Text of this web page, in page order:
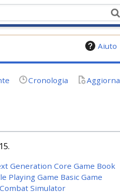
Aiuto
Cronologia Aggiorna
Generation Core Game Book
Playing Game Basic Game
Simulator